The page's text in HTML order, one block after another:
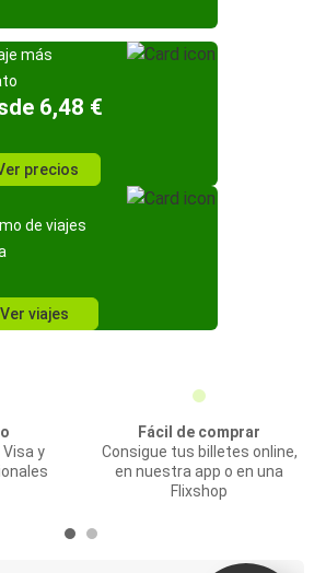
más
6,48 €
precios
de viajes
Ver viajes
Visa y
Fácil de comprar
Consigue tus billetes online,
en nuestra app o en una
Flixshop